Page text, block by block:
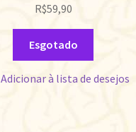
R$59,90
Esgotado
Adicionar à lista de desejos